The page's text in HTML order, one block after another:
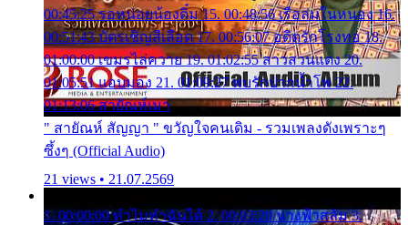
00:45:25 รอหน่อยน้องติ๋ม 15. 00:48:56 เรือล่มในหนอง 16.
00:51:43 บัตรเชิญสีเลือด 17. 00:56:07 อดีตรักโรงทอ 18.
01:00:00 เขมรไล่ควาย 19. 01:02:55 สาวสวนแตง 20.
01:05:51 แอบมอง 21. 01:09:27 พบรักปากน้ำโพ 22.
01:13:06 สายัณห์เมา
" สายัณห์ สัญญา " ขวัญใจคนเดิม - รวมเพลงดังเพราะๆ
ซึ้งๆ (Official Audio)
21 views • 21.07.2569
1. 00:00:00 ทำไมทำฉันได้ 2. 00:03:20 นางฟ้าสลัม 3.